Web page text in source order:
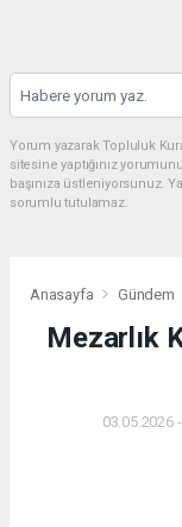
Yorum yazarak Topluluk
sitesine yaptığınız
başınıza üstleniyorsunuz.
sorumlu tutulamaz.
Anasayfa Gündem
Mezarlık
03.05.2026